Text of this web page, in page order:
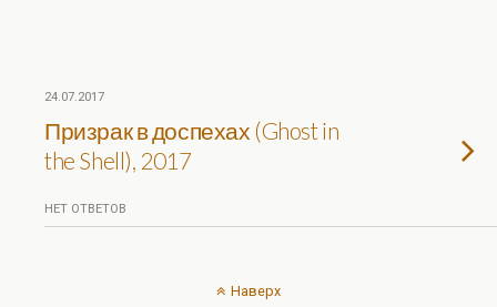
24.07.2017
Призрак в доспехах (Ghost in
the Shell), 2017
НЕТ ОТВЕТОВ
Наверх